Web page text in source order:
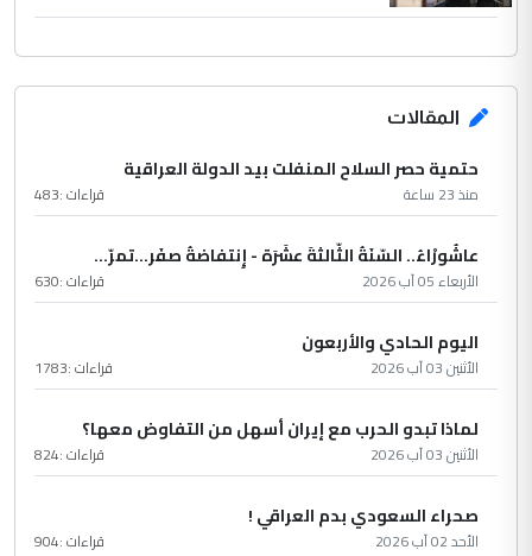
المقالات
حتمية حصر السلاح المنفلت بيد الدولة العراقية
منذ 23 ساعة قراءات :483
عاشُورْاءُ.. السّنَةُ الثّالثةَ عشَرَة - إِنتفاضةُ صفَر…تمرّ...
الأربعاء 05 آب 2026 قراءات :630
اليوم الحادي والأربعون
الأثنين 03 آب 2026 قراءات :1783
لماذا تبدو الحرب مع إيران أسهل من التفاوض معها؟
الأثنين 03 آب 2026 قراءات :824
صحراء السعودي بدم العراقي !
الأحد 02 آب 2026 قراءات :904